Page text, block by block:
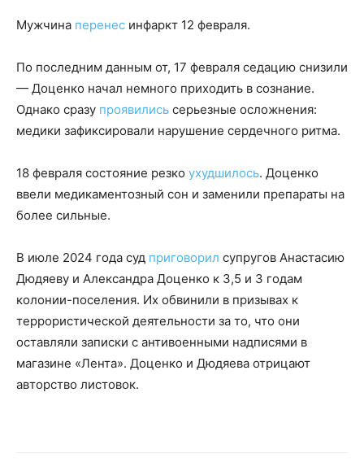
Мужчина перенес инфаркт 12 февраля.
По последним данным от, 17 февраля седацию снизили
— Доценко начал немного приходить в сознание.
Однако сразу проявились серьезные осложнения:
медики зафиксировали нарушение сердечного ритма.
18 февраля состояние резко ухудшилось. Доценко
ввели медикаментозный сон и заменили препараты на
более сильные.
В июле 2024 года суд приговорил супругов Анастасию
Дюдяеву и Александра Доценко к 3,5 и 3 годам
колонии-поселения. Их обвинили в призывах к
террористической деятельности за то, что они
оставляли записки с антивоенными надписями в
магазине «Лента». Доценко и Дюдяева отрицают
авторство листовок.